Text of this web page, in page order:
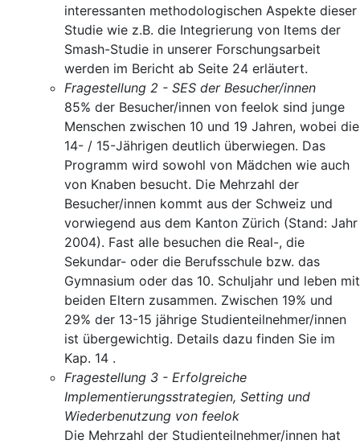
interessanten methodologischen Aspekte dieser
Studie wie z.B. die Integrierung von Items der
Smash-Studie in unserer Forschungsarbeit
werden im Bericht ab Seite 24 erläutert.
Fragestellung 2 - SES der Besucher/innen
85% der Besucher/innen von feelok sind junge
Menschen zwischen 10 und 19 Jahren, wobei die
14- / 15-Jährigen deutlich überwiegen. Das
Programm wird sowohl von Mädchen wie auch
von Knaben besucht. Die Mehrzahl der
Besucher/innen kommt aus der Schweiz und
vorwiegend aus dem Kanton Zürich (Stand: Jahr
2004). Fast alle besuchen die Real-, die
Sekundar- oder die Berufsschule bzw. das
Gymnasium oder das 10. Schuljahr und leben mit
beiden Eltern zusammen. Zwischen 19% und
29% der 13-15 jährige Studienteilnehmer/innen
ist übergewichtig. Details dazu finden Sie im
Kap. 14 .
Fragestellung 3 - Erfolgreiche
Implementierungsstrategien, Setting und
Wiederbenutzung von feelok
Die Mehrzahl der Studienteilnehmer/innen hat